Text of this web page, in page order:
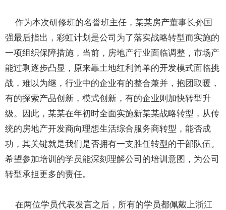
作为本次研修班的名誉班主任，某某房产董事长孙国
强最后指出，彩虹计划是公司为了落实战略转型而实施的
一项组织保障措施，当前，房地产行业面临调整，市场产
能过剩逐步凸显，原来靠土地红利简单的开发模式面临挑
战，难以为继，行业中的企业有的整合兼并，抱团取暖，
有的探索产品创新，模式创新，有的企业则加快转型升
级。因此，某某在年初时全面实施新某某战略转型，从传
统的房地产开发商向理想生活综合服务商转型，能否成
功，其关键就是我们是否拥有一支胜任转型的干部队伍。
希望参加培训的学员能深刻理解公司的培训意图，为公司
转型承担更多的责任。
在两位学员代表发言之后，所有的学员都佩戴上浙江